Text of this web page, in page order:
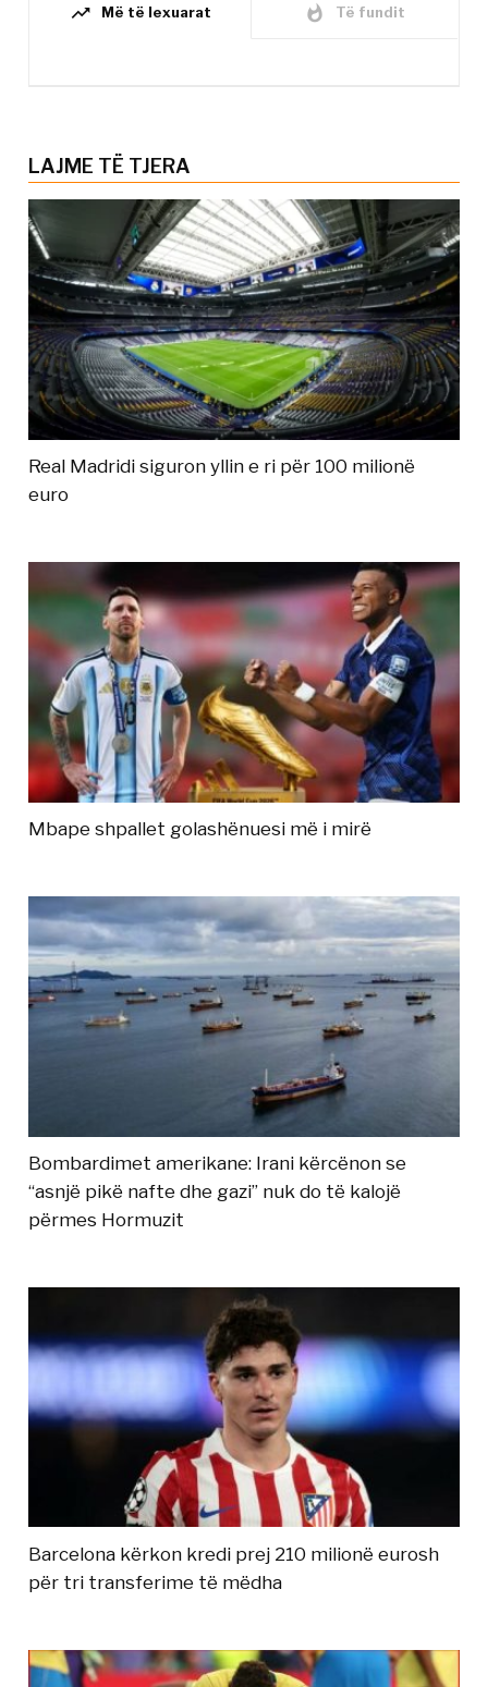
trending_up Më të lexuarat whatshot Të fundit
LAJME TË TJERA
Real Madridi siguron yllin e ri për 100 milionë
euro
Mbape shpallet golashënuesi më i mirë
Bombardimet amerikane: Irani kërcënon se
“asnjë pikë nafte dhe gazi” nuk do të kalojë
përmes Hormuzit
Barcelona kërkon kredi prej 210 milionë eurosh
për tri transferime të mëdha